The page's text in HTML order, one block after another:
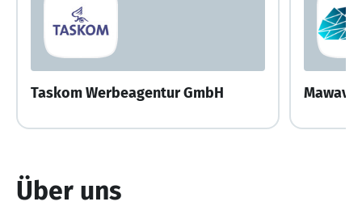
Taskom Werbeagentur GmbH
Über uns